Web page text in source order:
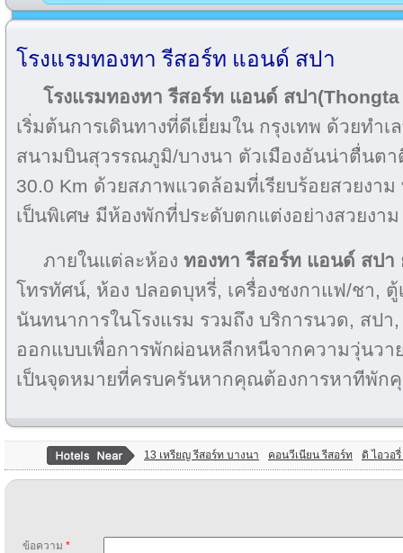
โรงแรมทองทา รีสอร์ท แอนด์ สปา
โรงแรมทองทา รีสอร์ท แอนด์ สปา
เริ่มต้นการเดินทางที่ดีเยี่ยมใน กรุงเทพ ด้วยทำเ
สนามบินสุวรรณภูมิ/บางนา ตัวเมืองอันน่าตื่นตา
30.0 Km ด้วยสภาพแวดล้อมที่เรียบร้อยสวยงา
เป็นพิเศษ มีห้องพักที่ประดับตกแต่งอย่างสวยงา
ภายในแต่ละห้อง ทองทา รีสอร์ท แอนด์ สปา
โทรทัศน์, ห้อง ปลอดบุหรี่, เครื่องชงกาแฟ/ชา, ตู้
นันทนาการในโรงแรม รวมถึง บริการนวด, สป
ออกแบบเพื่อการพักผ่อนหลีกหนีจากความวุ่นว
เป็นจุดหมายที่ครบครันหากคุณต้องการหาทีพัก
13 เหรียญ รีสอร์ท บางนา คอนวีเนียน รีสอร์ท ดิ ไอวอ
ข้อความ *